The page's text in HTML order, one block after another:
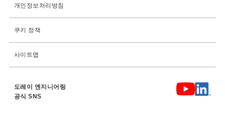
개인정보처리방침
쿠키 정책
사이트맵
도레이 엔지니어링
공식 SNS